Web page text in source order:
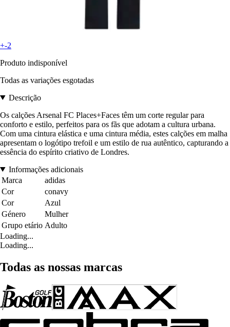
+-2
Produto indisponível
Todas as variações esgotadas
Descrição
Os calções Arsenal FC Places+Faces têm um corte regular para
conforto e estilo, perfeitos para os fãs que adotam a cultura urbana.
Com uma cintura elástica e uma cintura média, estes calções em malha
apresentam o logótipo trefoil e um estilo de rua autêntico, capturando a
essência do espírito criativo de Londres.
Informações adicionais
Marca
adidas
Cor
conavy
Cor
Azul
Género
Mulher
Grupo etário Adulto
Loading...
Loading...
Todas as nossas marcas